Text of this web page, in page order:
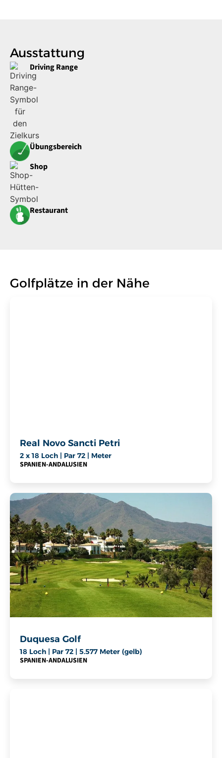
Ausstattung
Driving Range
Übungsbereich
Shop
Restaurant
Golfplätze in der Nähe
Real Novo Sancti Petri
2 x 18 Loch | Par 72 | Meter
SPANIEN-ANDALUSIEN
Duquesa Golf
18 Loch | Par 72 | 5.577 Meter (gelb)
SPANIEN-ANDALUSIEN